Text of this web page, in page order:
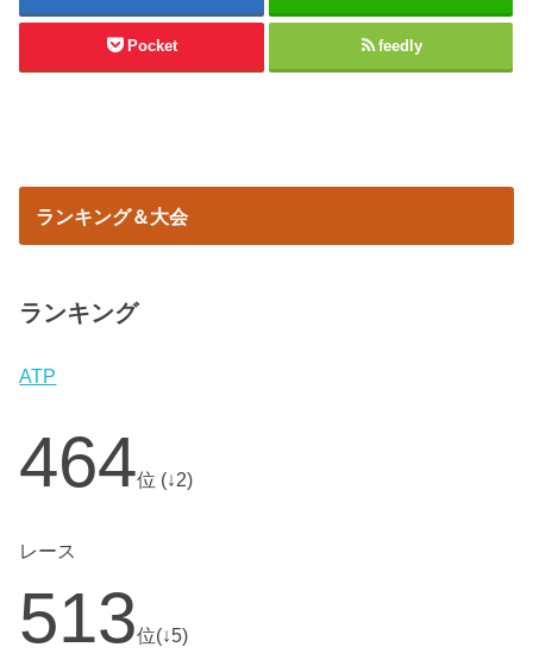
Pocket feedly
ランキング＆大会
ランキング
ATP
464位 (↓2)
レース
513位(↓5)